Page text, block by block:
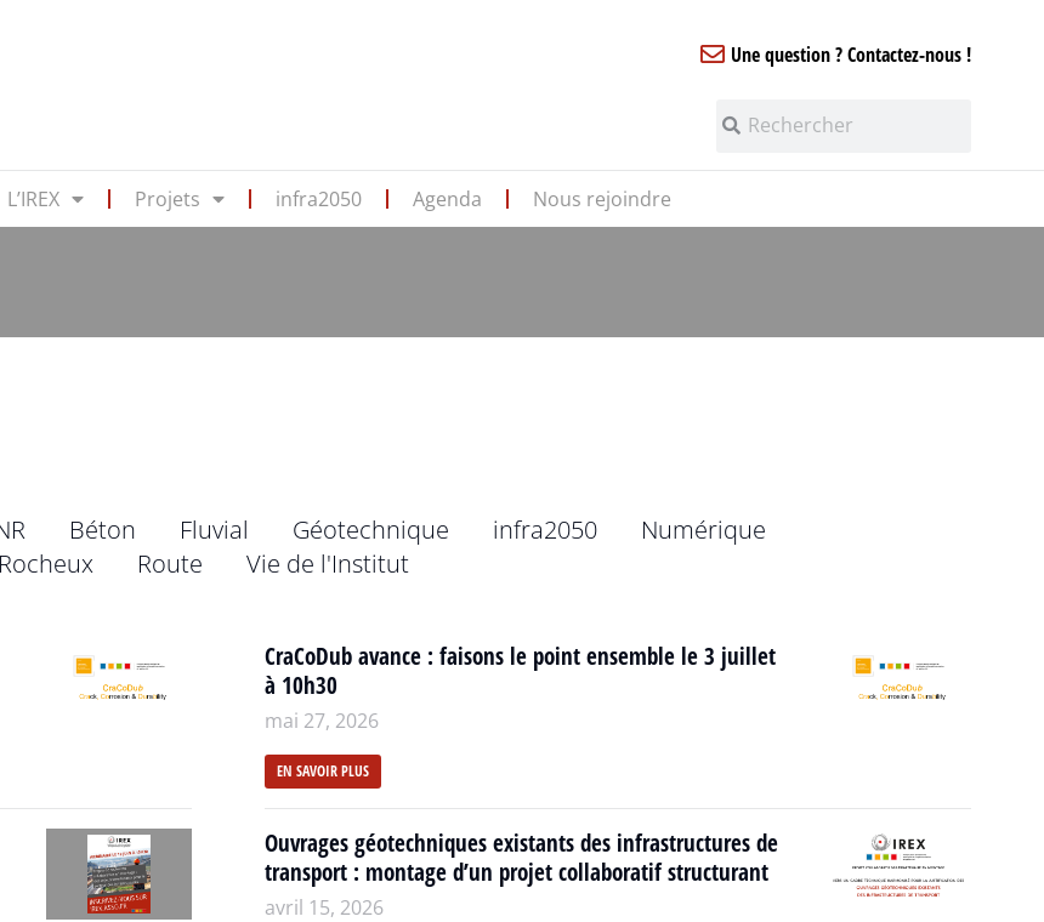
Une question ? Contactez-nous !
L’IREX Projets infra2050 Agenda Nous rejoindre
Béton Fluvial Géotechnique infra2050
Numérique
Route Vie de l'Institut
CraCoDub avance : faisons le point ensemble le 3 juillet
à 10h30
mai 27, 2026
EN SAVOIR PLUS
Ouvrages géotechniques existants des infrastructures de
transport : montage d’un projet collaboratif structurant
avril 15, 2026